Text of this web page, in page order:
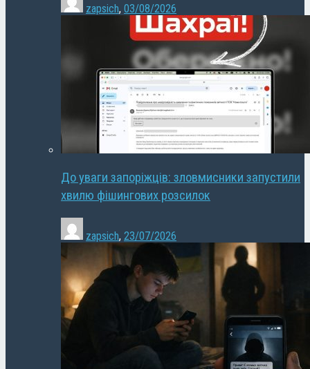
zapsich, 03/08/2026
До уваги запоріжців: зловмисники запустили
хвилю фішингових розсилок
zapsich, 23/07/2026